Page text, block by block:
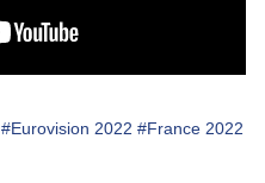
#Eurovision 2022 #France 2022